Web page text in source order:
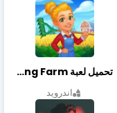
تحميل لعبة Cooking Farm مهكرة أخر إصدار
اندرويد